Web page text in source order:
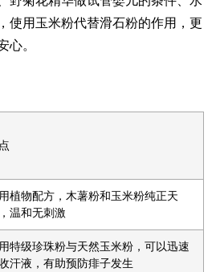
使用玉米粉代替滑石粉的作用，更
心。
植物配方，木薯粉和玉米粉纯正天
温和无刺激
特级珍珠粉与天然玉米粉，可以迅速
汗液，有助预防痱子发生